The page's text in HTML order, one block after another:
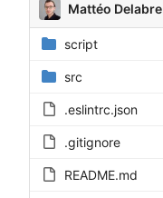
Mattéo Delabre
script
src
.eslintrc.json
.gitignore
README.md